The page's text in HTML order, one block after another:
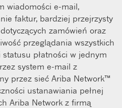
wiadomości e-mail,
faktur, bardziej przejrzysty
zamówień oraz
przeglądania wszystkich
płatności w jednym
system e-mail z
przez sieć Ariba Network™
ustanawiania pełnej
Ariba Network z firmą